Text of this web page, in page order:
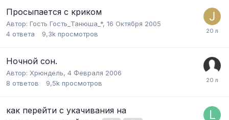
Просыпается с криком
Автор: Гость Гость_Танюша_*, 16 Октября 2005
4 ответа 9,3k просмотров
Ночной сон.
Автор: Хрюндель, 4 Февраля 2006
8 ответов 9,5k просмотров
как перейти с укачивания на